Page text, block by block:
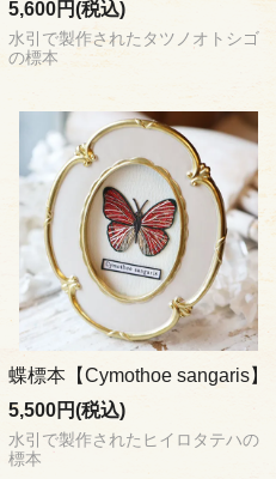
5,600円(税込)
水引で製作されたタツノオトシゴ
の標本
蝶標本【Cymothoe sangaris】
5,500円(税込)
水引で製作されたヒイロタテハの
標本